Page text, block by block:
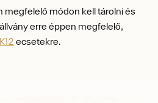
megfelelő módon kell tárolni és
erre éppen megfelelő,
ecsetekre.